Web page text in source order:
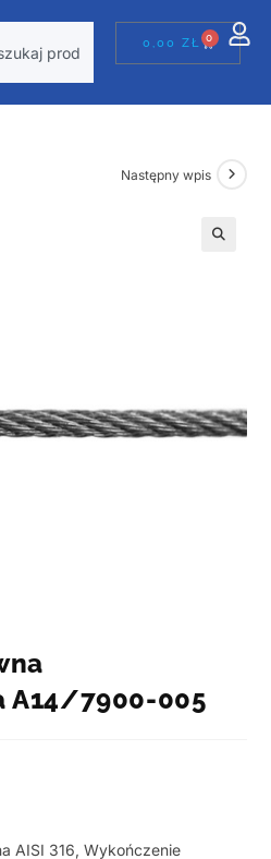
0,00ZŁ 0
Następny wpis
A14/7900-005
AISI 316, Wykończenie